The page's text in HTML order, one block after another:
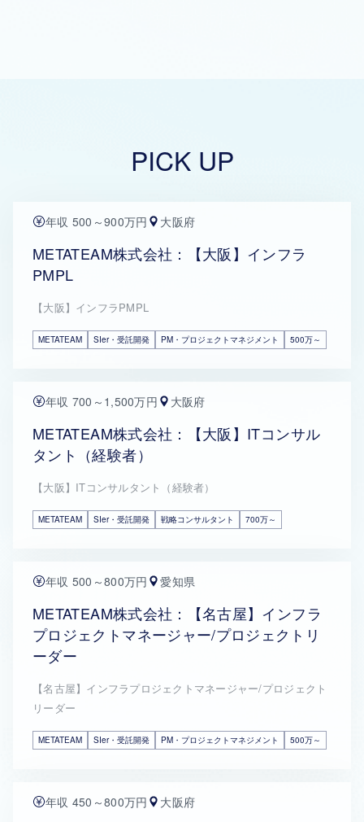
PICK UP
年収 500～900万円 大阪府
METATEAM株式会社：【大阪】インフラ
PMPL
【大阪】インフラPMPL
METATEAM SIer・受託開発 PM・プロジェクトマネジメント 500万～
年収 700～1,500万円 大阪府
METATEAM株式会社：【大阪】ITコンサル
タント（経験者）
【大阪】ITコンサルタント（経験者）
METATEAM SIer・受託開発 戦略コンサルタント 700万～
年収 500～800万円 愛知県
METATEAM株式会社：【名古屋】インフラ
プロジェクトマネージャー/プロジェクトリ
ーダー
【名古屋】インフラプロジェクトマネージャー/プロジェクト
リーダー
METATEAM SIer・受託開発 PM・プロジェクトマネジメント 500万～
年収 450～800万円 大阪府